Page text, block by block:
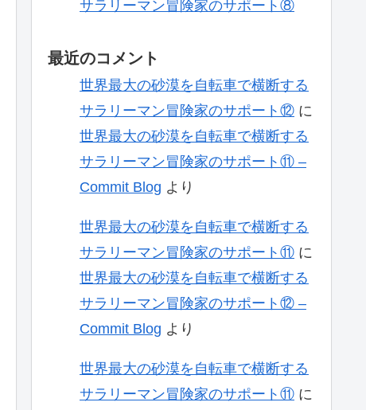
サラリーマン冒険家のサポート⑧
最近のコメント
世界最大の砂漠を自転車で横断する
サラリーマン冒険家のサポート⑫ に
世界最大の砂漠を自転車で横断する
サラリーマン冒険家のサポート⑪ –
Commit Blog より
世界最大の砂漠を自転車で横断する
サラリーマン冒険家のサポート⑪ に
世界最大の砂漠を自転車で横断する
サラリーマン冒険家のサポート⑫ –
Commit Blog より
世界最大の砂漠を自転車で横断する
サラリーマン冒険家のサポート⑪ に